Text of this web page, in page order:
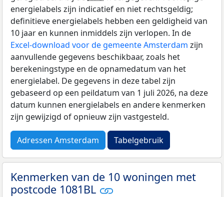
energielabels zijn indicatief en niet rechtsgeldig;
definitieve energielabels hebben een geldigheid van
10 jaar en kunnen inmiddels zijn verlopen. In de
Excel-download voor de gemeente Amsterdam zijn
aanvullende gegevens beschikbaar, zoals het
berekeningstype en de opnamedatum van het
energielabel. De gegevens in deze tabel zijn
gebaseerd op een peildatum van 1 juli 2026, na deze
datum kunnen energielabels en andere kenmerken
zijn gewijzigd of opnieuw zijn vastgesteld.
Adressen Amsterdam Tabelgebruik
Kenmerken van de 10 woningen met
postcode 1081BL